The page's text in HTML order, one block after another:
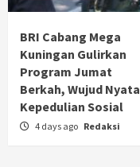
BRI Cabang Mega
Kuningan Gulirkan
Program Jumat
Berkah, Wujud Nyata
Kepedulian Sosial
4 days ago Redaksi